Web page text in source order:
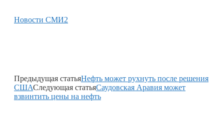
Новости СМИ2
Предыдущая статьяНефть может рухнуть после решения
СШАСледующая статьяСаудовская Аравия может
взвинтить цены на нефть